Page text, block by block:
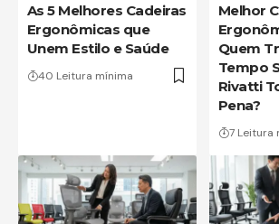
As 5 Melhores Cadeiras
Ergonômicas que
Unem Estilo e Saúde
40 Leitura mínima
Melhor
Quem
Tempo
Rivatti
Pena?
7 Leitura